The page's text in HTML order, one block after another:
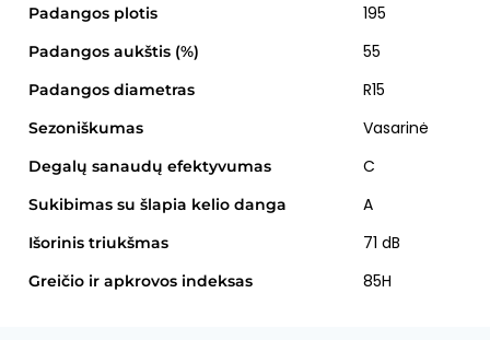
Padangos plotis 195
Padangos aukštis (%) 55
Padangos diametras R15
Sezoniškumas Vasarinė
Degalų sanaudų efektyvumas C
Sukibimas su šlapia kelio danga A
Išorinis triukšmas 71 dB
Greičio ir apkrovos indeksas 85H